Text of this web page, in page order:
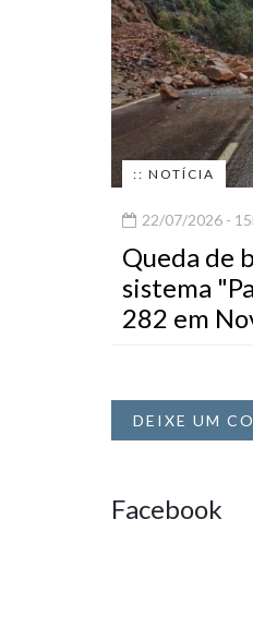
:: NOTÍCIA
22/07/2026 -
Queda de
sistema
282 em
DEIXE UM
Facebook